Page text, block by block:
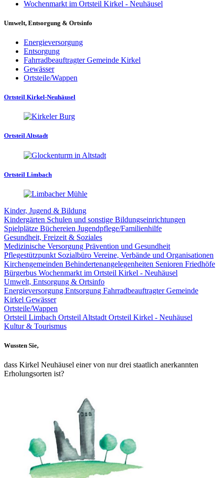
Wochenmarkt im Ortsteil Kirkel - Neuhäusel
Umwelt, Entsorgung & Ortsinfo
Energieversorgung
Entsorgung
Fahrradbeauftragter Gemeinde Kirkel
Gewässer
Ortsteile/Wappen
Ortsteil Kirkel-Neuhäusel
Ortsteil Altstadt
Ortsteil Limbach
Kinder, Jugend & Bildung
Kindergärten Schulen und sonstige Bildungseinrichtungen
Spielplätze Büchereien Jugendpflege/Familienhilfe
Gesundheit, Freizeit & Soziales
Medizinische Versorgung Prävention und Gesundheit
Pflegestützpunkt Sozialbüro Vereine, Verbände und Organisationen
Kirchengemeinden Behindertenangelegenheiten Senioren Friedhöfe
Bürgerbus Wochenmarkt im Ortsteil Kirkel - Neuhäusel
Umwelt, Entsorgung & Ortsinfo
Energieversorgung Entsorgung Fahrradbeauftragter Gemeinde
Kirkel Gewässer
Ortsteile/Wappen
Ortsteil Limbach Ortsteil Altstadt Ortsteil Kirkel - Neuhäusel
Kultur & Tourismus
Wussten Sie,
dass Kirkel Neuhäusel einer von nur drei staatlich anerkannten
Erholungsorten ist?